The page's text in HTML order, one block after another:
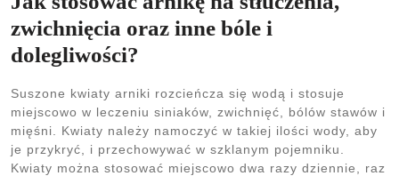
zwichnięcia oraz inne bóle i
dolegliwości?
Suszone kwiaty arniki rozcieńcza się wodą i stosuje
miejscowo w leczeniu siniaków, zwichnięć, bólów stawów i
mięśni. Kwiaty należy namoczyć w takiej ilości wody, aby
je przykryć, i przechowywać w szklanym pojemniku.
Kwiaty można stosować miejscowo dwa razy dziennie, raz